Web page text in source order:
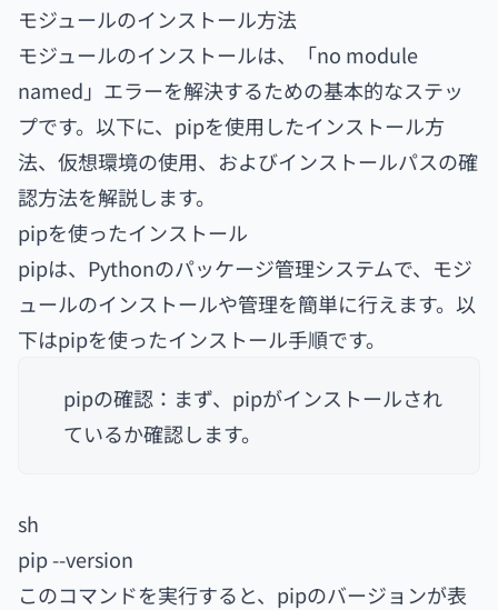
モジュールのインストール方法
モジュールのインストールは、「no module
named」エラーを解決するための基本的なステッ
プです。以下に、pipを使用したインストール方
法、仮想環境の使用、およびインストールパスの確
認方法を解説します。
pipを使ったインストール
pipは、Pythonのパッケージ管理システムで、モジ
ュールのインストールや管理を簡単に行えます。以
下はpipを使ったインストール手順です。
pipの確認：まず、pipがインストールされ
ているか確認します。
sh
pip --version
このコマンドを実行すると、pipのバージョンが表